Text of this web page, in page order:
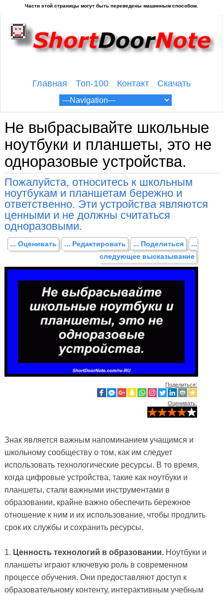
Главная Топ-100 Контакт Скачать
Не выбрасывайте школьные
ноутбуки и планшеты, это не
одноразовые устройства.
Пожалуйста, относитесь к школьным
ноутбукам и планшетам бережно и
ответственно. Эти устройства являются
ценными и не должны считаться
одноразовыми.
... Оценивать ... Редактировать ... Поделиться
...
следующее высказывание
Поделиться:
Оценивать:
Знак является важным напоминанием учащимся и
школьному сообществу о том, как им следует
использовать технологические ресурсы. В то время,
когда цифровые устройства, такие как ноутбуки и
планшеты, стали важными инструментами в
образовании, крайне важно обеспечить бережное
отношение к ним и их использование, чтобы продлить
срок их службы и сохранить ресурсы.
1. Ценность технологий в образовании.Ноутбуки и
планшеты играют ключевую роль в современном
процессе обучения. Они предоставляют доступ к
образовательному контенту, интерактивным учебным